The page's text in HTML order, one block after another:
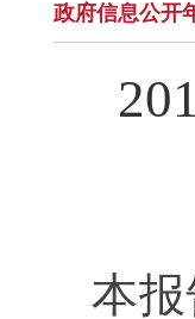
政府信息公开
本